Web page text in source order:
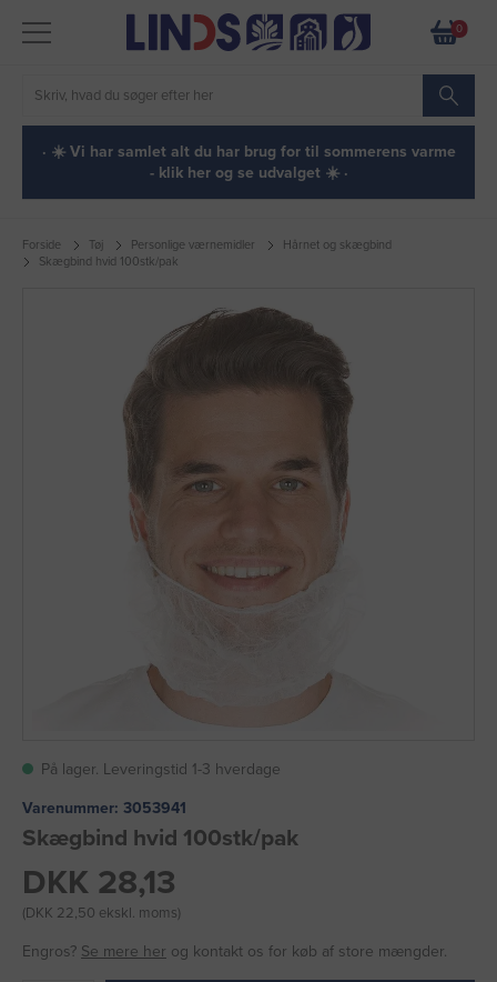
0
· ☀️ Vi har samlet alt du har brug for til sommerens varme
- klik her og se udvalget ☀️ ·
Forside Tøj Personlige værnemidler
Hårnet og skægbind
Skægbind hvid 100stk/pak
På lager. Leveringstid 1-3 hverdage
Varenummer: 3053941
Skægbind hvid 100stk/pak
DKK 28,13
(DKK 22,50 ekskl. moms)
Engros? Se mere her og kontakt os for køb af store mængder.